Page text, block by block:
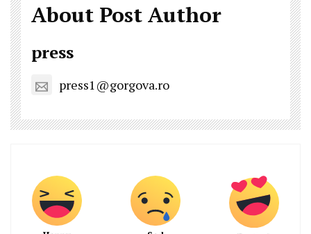
About Post Author
press
press1@gorgova.ro